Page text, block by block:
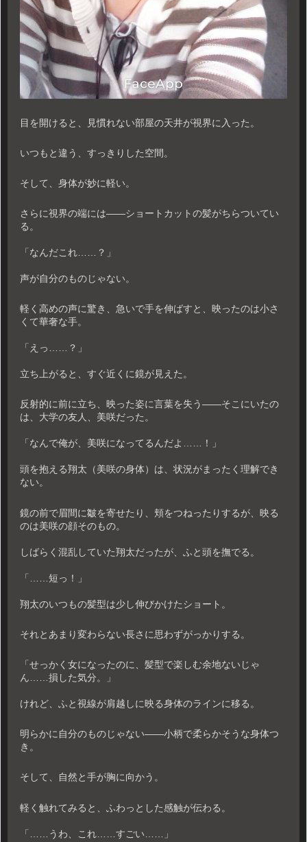
目を開けると、見慣れない部屋の天井が視界に入った。
いつもと違う、すっきりした空間。
そして、身体が妙に軽い。
さらに視界の端には――ショートカットの髪がちらついてい
る。
「なんだこれ……？」
声が自分のものじゃない。
軽く高めの声に驚き、急いで手を伸ばすと、映ったのは小さ
くて華奢な手。
「えっ……？」
立ち上がると、すぐ近くに鏡が見えた。
反射的に前に立ち、映った姿に言葉を失う――そこにいたの
は、大学の友人、美咲だった。
「なんで俺が、美咲になってるんだよ……！」
頭を抱える翔太（美咲の身体）は、状況がまったく理解でき
ない。
鏡の前で眉間に皺を寄せたり、頬をつねったりするが、映る
のは美咲の顔そのもの。
しばらく混乱していた翔太だったが、ふと頭を撫でる。
「……短っ！」
翔太のいつもの髪型は少し伸びかけたショート。
それとあまり変わらない長さに思わずがっかりする。
「せっかく女になったのに、髪型で楽しむ余地ないじゃ
ん……損した気分。」
けれど、ふと視線が肩越しに映る身体のラインに移る。
明らかに自分のものじゃない――小柄で柔らかそうな身体つ
き。
そして、自然と手が胸に向かう。
軽く触れてみると、ふわっとした感触が伝わる。
「……うわ、これ……すごい……」